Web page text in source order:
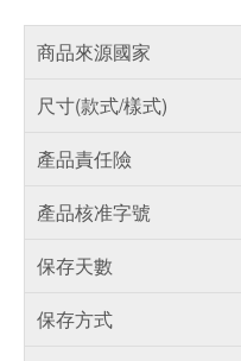
商品來源國家
尺寸(款式/樣式)
產品責任險
產品核准字號
保存天數
保存方式